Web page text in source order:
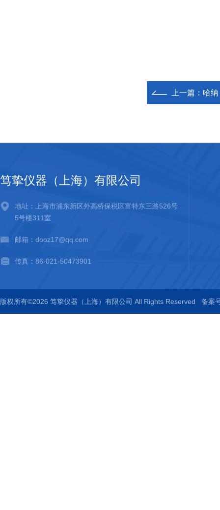
上一篇： 哈
笃挚仪器（上海）有限公司
地址：上海市浦东新区外高桥保税区富特东三路526号
5号楼311室
邮箱：dooz17@qq.com
传真：86-021-50473901
版权所有©2026 笃挚仪器（上海）有限公司 All Rights Reserved 备案